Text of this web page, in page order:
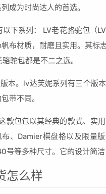
成为时尚达人的首选。
以下系列： LV老花骆驼包（
布材质，耐磨且实用。其标
驼包都是不二之选。
本。lv达芙妮系列有三个版
带不同。
款包包以其经典的款式、实
、Damier棋盘格以及限量
号等多种尺寸。它的设计简洁
怎么样